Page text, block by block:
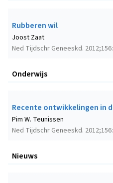
Rubberen wil
Ned Tijdschr Geneeskd.
Joost Zaat
Onderwijs
Recente ontwikkelingen in
Ned Tijdschr Geneeskd.
Pim W. Teunissen
Nieuws